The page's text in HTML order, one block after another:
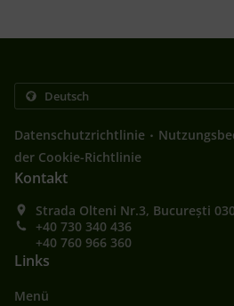
Datenschutzrichtlinie .
der Cookie-Richtlinie
Kontakt
Strada Olteni Nr.3, București
+40 730 340 436
+40 760 966 360
Links
Menü